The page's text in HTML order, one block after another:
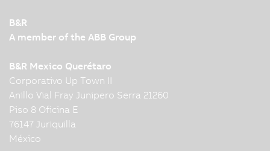
B&R
A member of the ABB Group
B&R Mexico Querétaro
Corporativo Up Town II
Anillo Vial Fray Junipero Serra 21260
Piso 8 Oficina E
76147 Juriquilla
México